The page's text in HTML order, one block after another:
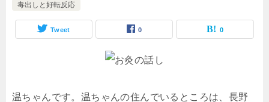
毒出しと好転反応
Tweet 0 0
温ちゃんです。温ちゃんの住んでいるところは、長野